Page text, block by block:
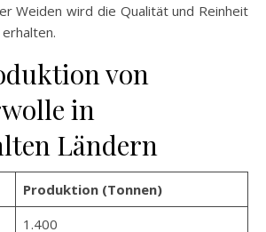
Weiden wird die Qualität und Reinheit
von
in
Ländern
Produktion (Tonnen)
1.400